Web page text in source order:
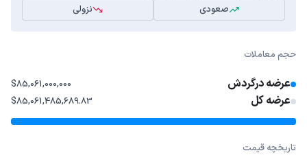
صعودی
نزولی
حجم معاملات
عرضه درگردش $85,061,000,000
عرضه کل $85,061,485,689.83
تاریخچه قیمت